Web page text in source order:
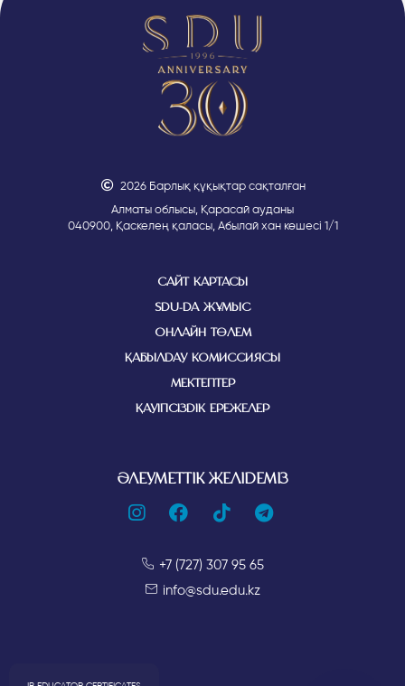
2026 Барлық құқықтар сақталған
Алматы облысы, Қарасай ауданы
040900, Қаскелең қаласы, Абылай хан көшесі 1/1
САЙТ КАРТАСЫ
SDU-ДА ЖҰМЫС
ОНЛАЙН ТӨЛЕМ
ҚАБЫЛДАУ КОМИССИЯСЫ
МЕКТЕПТЕР
ҚАУІПСІЗДІК ЕРЕЖЕЛЕР
ӘЛЕУМЕТТІК ЖЕЛІДЕМІЗ
+7 (727) 307 95 65
info@sdu.edu.kz